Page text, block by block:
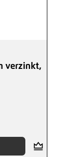
verzinkt,